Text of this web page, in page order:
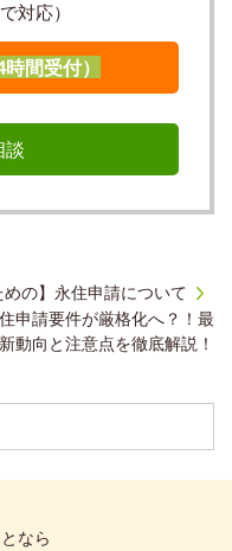
対応）
間受付）
談
めの】永住申請について
申請要件が厳格化へ？！最
新動向と注意点を徹底解説！
なら